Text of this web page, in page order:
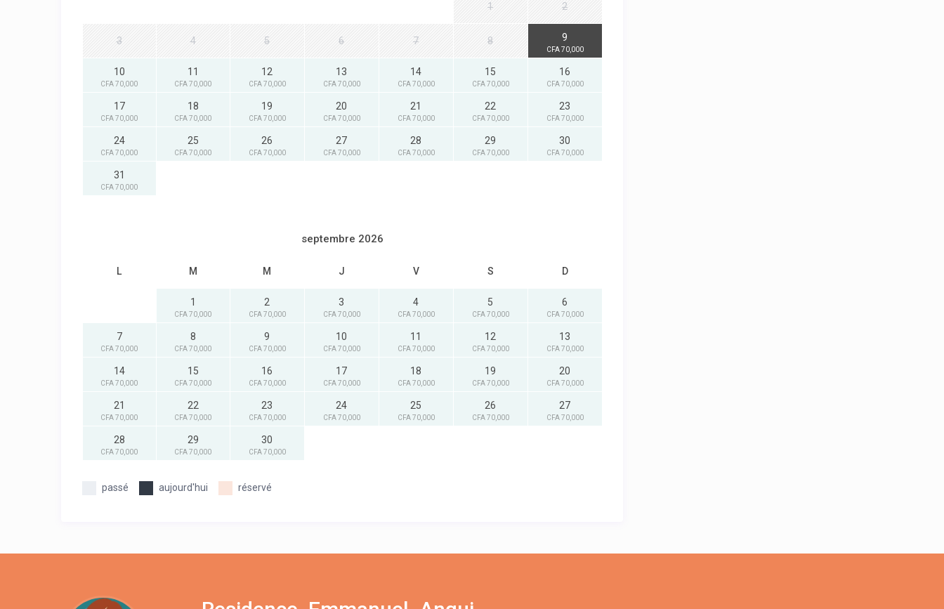
1 2
3 4 5 6 7 8 9
CFA 70,000
10
CFA 70,000
11
CFA 70,000
12
CFA 70,000
13
CFA 70,000
14
CFA 70,000
15
CFA 70,000
16
CFA 70,000
17
CFA 70,000
18
CFA 70,000
19
CFA 70,000
20
CFA 70,000
21
CFA 70,000
22
CFA 70,000
23
CFA 70,000
24
CFA 70,000
25
CFA 70,000
26
CFA 70,000
27
CFA 70,000
28
CFA 70,000
29
CFA 70,000
30
CFA 70,000
31
CFA 70,000
septembre 2026
L M M J V S D
1
CFA 70,000
2
CFA 70,000
3
CFA 70,000
4
CFA 70,000
5
CFA 70,000
6
CFA 70,000
7
CFA 70,000
8
CFA 70,000
9
CFA 70,000
10
CFA 70,000
11
CFA 70,000
12
CFA 70,000
13
CFA 70,000
14
CFA 70,000
15
CFA 70,000
16
CFA 70,000
17
CFA 70,000
18
CFA 70,000
19
CFA 70,000
20
CFA 70,000
21
CFA 70,000
22
CFA 70,000
23
CFA 70,000
24
CFA 70,000
25
CFA 70,000
26
CFA 70,000
27
CFA 70,000
28
CFA 70,000
29
CFA 70,000
30
CFA 70,000
passé aujourd'hui réservé